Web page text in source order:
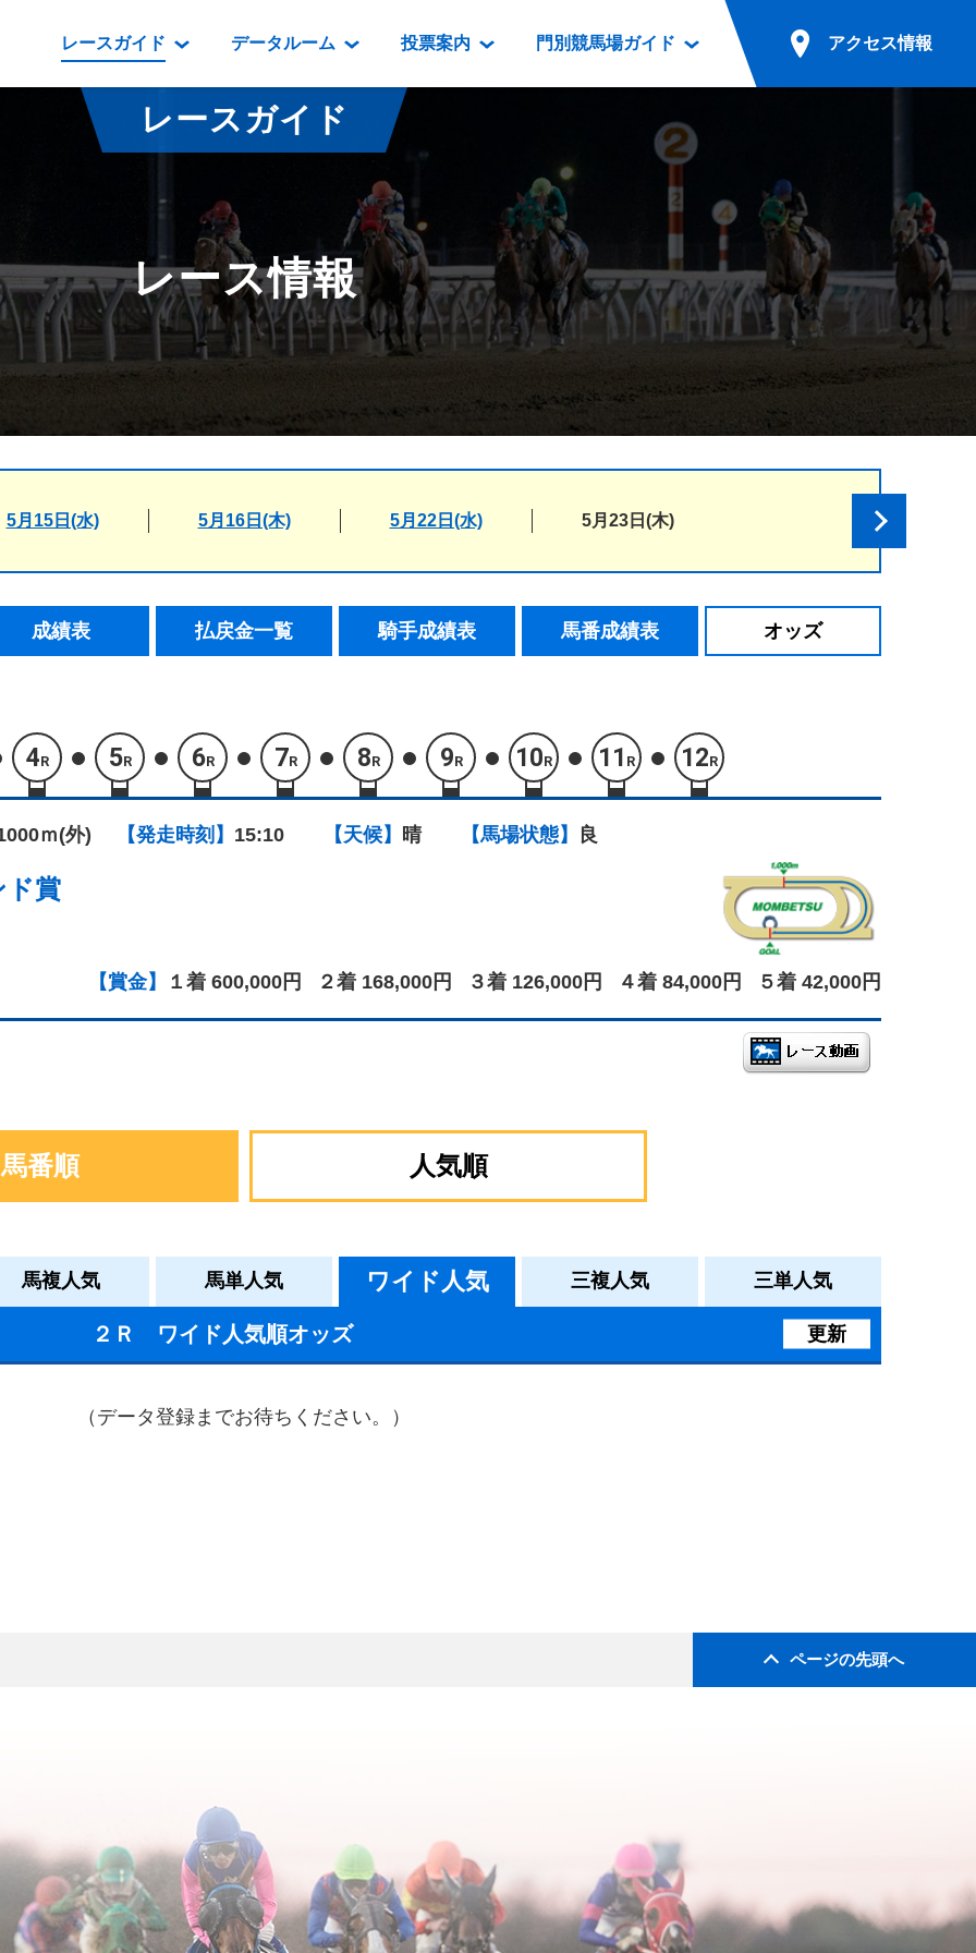
レースガイド
レース情報
払戻金一覧
騎手成績表
馬番成績表
オッズ
番組・級別表ダウンロード
開催カレンダー
重賞競走体系図
スタリオンシリーズ競走
道内の発売情報(PDF)
データルーム
データルーム
騎手・調教師紹介
坂路調教映像
遠征馬情報
番組編成要領
映像コンテンツ
重賞競走VTR
重賞競走参考VTR
レースダイジェスト
新馬ダイジェスト
投票案内
電話・インターネット投票
場外発売所
実況・テレホンサービス
発売・払戻
門別競馬場ガイド
門別競馬場情報
門別競馬場グルメ
とねっこジンギスカン
いずみ食堂
ルンビニフードカフェ
勝馬屋
アクセス情報
無料送迎バスでのご来場
公共の交通機関でのご来場
レースガイド
レース情報
5月15日(水) 5月16日(木) 5月22日(水) 5月23日(木)
成績表 払戻金一覧 騎手成績表 馬番成績表 オッズ
4R 5R 6R 7R 8R 9R 10R 11 R 12R
ｍ(外) 【発走時刻】 15:10 【天候】 晴 【馬場状態】 良
ド賞
【賞金】 １着 600,000円 ２着 168,000円 ３着 126,000円 ４着 84,000円 ５着 42,000円
馬番順 人気順
馬複人気 馬単人気 ワイド人気 三複人気 三単人気
２Ｒ ワイド人気順オッズ 更新
（データ登録までお待ちください。）
ページの先頭へ